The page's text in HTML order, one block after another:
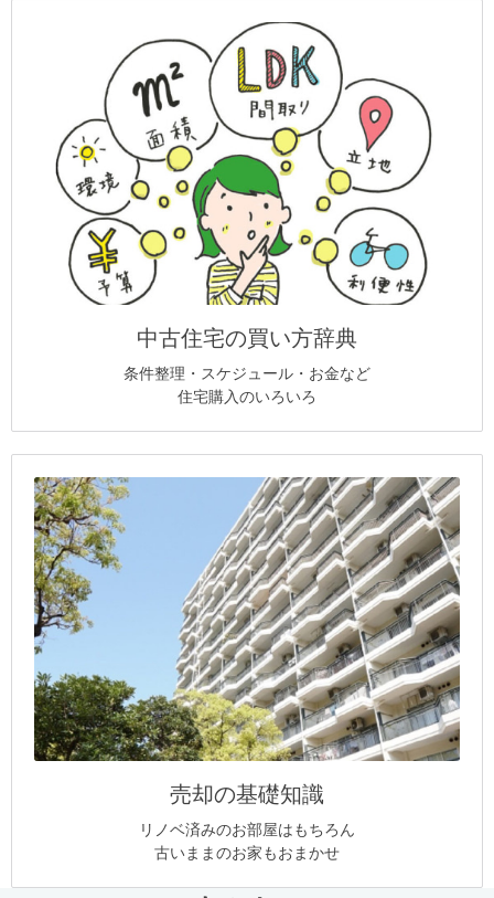
中古住宅の買い方辞典
条件整理・スケジュール・お金など
住宅購入のいろいろ
売却の基礎知識
リノベ済みのお部屋はもちろん
古いままのお家もおまかせ